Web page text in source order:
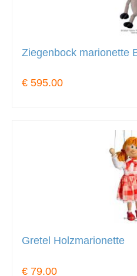
Ziegenbock marionette
€ 595.00
Gretel Holzmarionette
€ 79.00